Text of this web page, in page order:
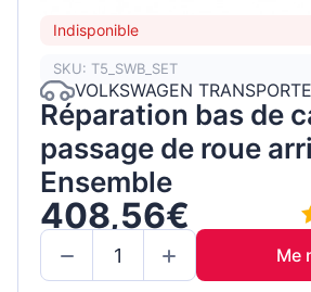
Indisponible
SKU: T5_SWB_SET
VOLKSWAGEN
Réparation bas de
passage de roue
Ensemble
408,56€
Me